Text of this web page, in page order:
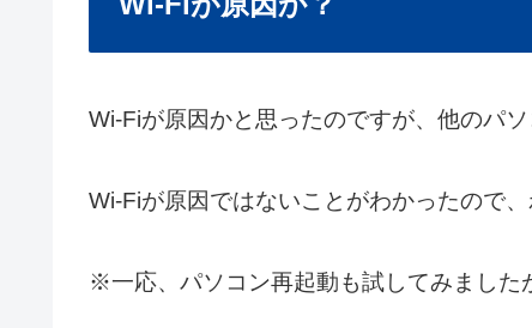
Wi-Fiが原因かと思ったのですが、他のパ
Wi-Fiが原因ではないことがわかったので
※一応、パソコン再起動も試してみました